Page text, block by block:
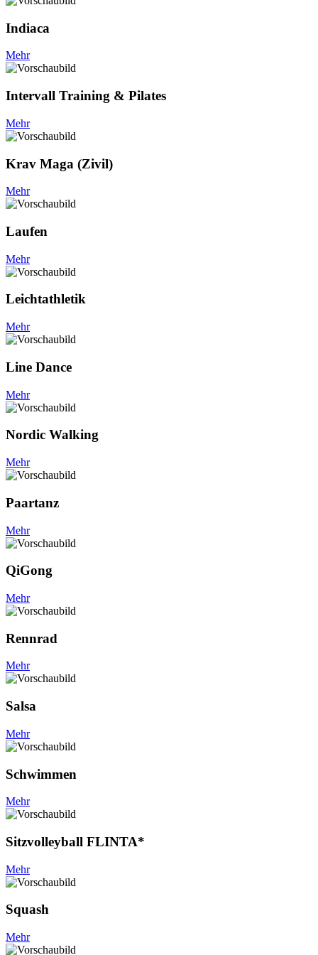
Indiaca
Mehr
Intervall Training & Pilates
Mehr
Krav Maga (Zivil)
Mehr
Laufen
Mehr
Leicht­athletik
Mehr
Line Dance
Mehr
Nordic Walking
Mehr
Paartanz
Mehr
QiGong
Mehr
Rennrad
Mehr
Salsa
Mehr
Schwimmen
Mehr
Sitzvolleyball FLINTA*
Mehr
Squash
Mehr